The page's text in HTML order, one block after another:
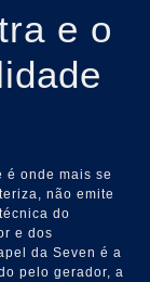
e o
é onde mais se
não emite
do
e dos
da Seven é a
pelo gerador, a